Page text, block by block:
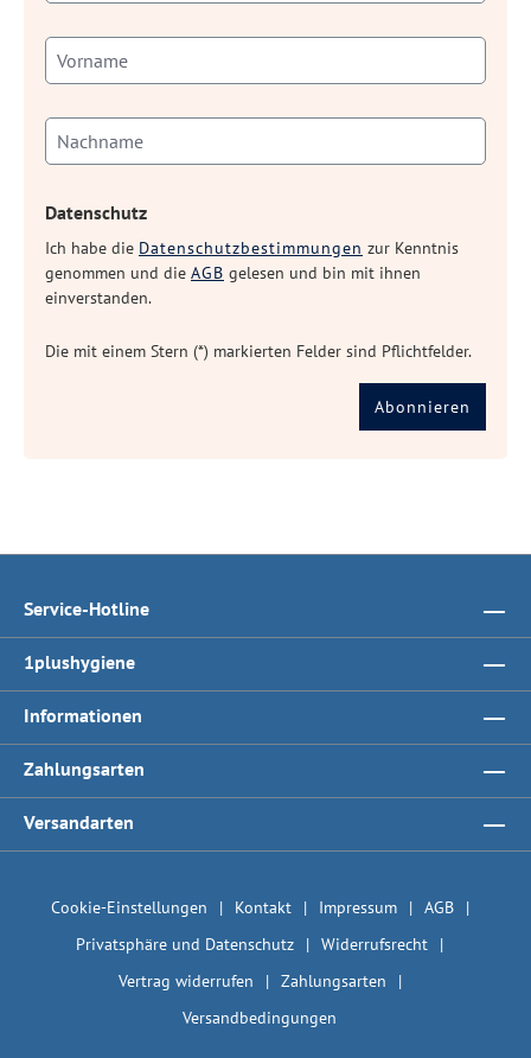
Datenschutz
Ich habe die Datenschutzbestimmungen zur Kenntnis
genommen und die AGB gelesen und bin mit ihnen
einverstanden.
Die mit einem Stern (*) markierten Felder sind Pflichtfelder.
Abonnieren
Service-Hotline
1plushygiene
Informationen
Zahlungsarten
Versandarten
Cookie-Einstellungen Kontakt Impressum
AGB
Privatsphäre und Datenschutz
Widerrufsrecht
Vertrag widerrufen
Zahlungsarten
Versandbedingungen